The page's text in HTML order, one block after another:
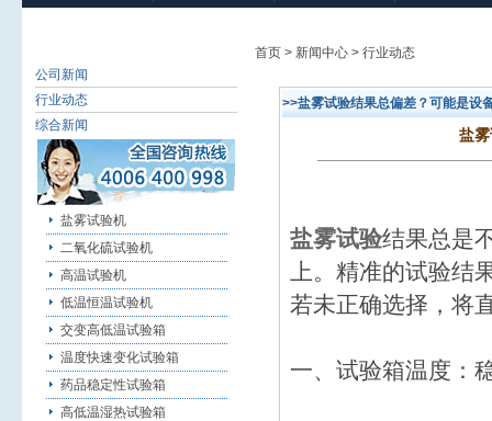
公司新闻
行业动态
综合新闻
盐雾试验机
二氧化硫试验机
高温试验机
低温恒温试验机
交变高低温试验箱
温度快速变化试验箱
药品稳定性试验箱
高低温湿热试验箱
首页 > 新闻中心 > 行业动态
>>盐雾试验结果总偏差？可能是设
盐
盐雾试验结果总是
上。精准的试验结
若未正确选择，将
一、试验箱温度：